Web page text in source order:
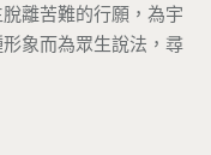
離苦難的行願，為宇
象而為眾生說法，尋